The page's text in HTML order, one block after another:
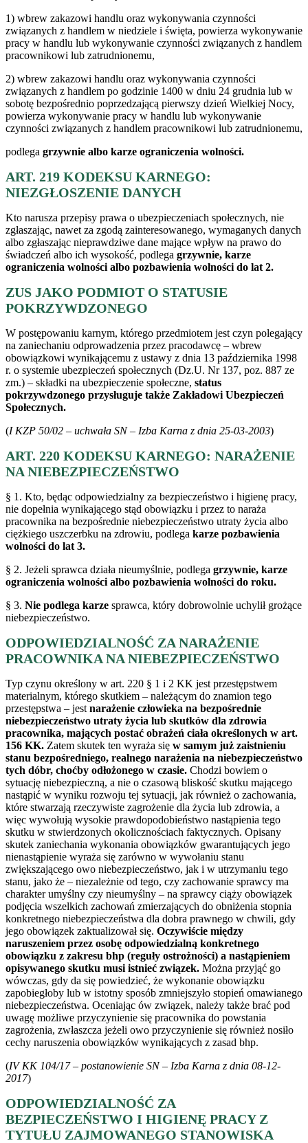
1) wbrew zakazowi handlu oraz wykonywania czynności
związanych z handlem w niedziele i święta, powierza wykonywanie
pracy w handlu lub wykonywanie czynności związanych z handlem
pracownikowi lub zatrudnionemu,
2) wbrew zakazowi handlu oraz wykonywania czynności
związanych z handlem po godzinie 1400 w dniu 24 grudnia lub w
sobotę bezpośrednio poprzedzającą pierwszy dzień Wielkiej Nocy,
powierza wykonywanie pracy w handlu lub wykonywanie
czynności związanych z handlem pracownikowi lub zatrudnionemu,
podlega grzywnie albo karze ograniczenia wolności.
ART. 219 KODEKSU KARNEGO:
NIEZGŁOSZENIE DANYCH
Kto narusza przepisy prawa o ubezpieczeniach społecznych, nie
zgłaszając, nawet za zgodą zainteresowanego, wymaganych danych
albo zgłaszając nieprawdziwe dane mające wpływ na prawo do
świadczeń albo ich wysokość, podlega grzywnie, karze
ograniczenia wolności albo pozbawienia wolności do lat 2.
ZUS JAKO PODMIOT O STATUSIE
POKRZYWDZONEGO
W postępowaniu karnym, którego przedmiotem jest czyn polegający
na zaniechaniu odprowadzenia przez pracodawcę – wbrew
obowiązkowi wynikającemu z ustawy z dnia 13 października 1998
r. o systemie ubezpieczeń społecznych (Dz.U. Nr 137, poz. 887 ze
zm.) – składki na ubezpieczenie społeczne, status
pokrzywdzonego przysługuje także Zakładowi Ubezpieczeń
Społecznych.
(I KZP 50/02 – uchwała SN – Izba Karna z dnia 25-03-2003)
ART. 220 KODEKSU KARNEGO: NARAŻENIE
NA NIEBEZPIECZEŃSTWO
§ 1. Kto, będąc odpowiedzialny za bezpieczeństwo i higienę pracy,
nie dopełnia wynikającego stąd obowiązku i przez to naraża
pracownika na bezpośrednie niebezpieczeństwo utraty życia albo
ciężkiego uszczerbku na zdrowiu, podlega karze pozbawienia
wolności do lat 3.
§ 2. Jeżeli sprawca działa nieumyślnie, podlega grzywnie, karze
ograniczenia wolności albo pozbawienia wolności do roku.
§ 3. Nie podlega karze sprawca, który dobrowolnie uchylił grożące
niebezpieczeństwo.
ODPOWIEDZIALNOŚĆ ZA NARAŻENIE
PRACOWNIKA NA NIEBEZPIECZEŃSTWO
Typ czynu określony w art. 220 § 1 i 2 KK jest przestępstwem
materialnym, którego skutkiem – należącym do znamion tego
przestępstwa – jest narażenie człowieka na bezpośrednie
niebezpieczeństwo utraty życia lub skutków dla zdrowia
pracownika, mających postać obrażeń ciała określonych w art.
156 KK. Zatem skutek ten wyraża się w samym już zaistnieniu
stanu bezpośredniego, realnego narażenia na niebezpieczeństwo
tych dóbr, choćby odłożonego w czasie. Chodzi bowiem o
sytuację niebezpieczną, a nie o czasową bliskość skutku mającego
nastąpić w wyniku rozwoju tej sytuacji, jak również o zachowania,
które stwarzają rzeczywiste zagrożenie dla życia lub zdrowia, a
więc wywołują wysokie prawdopodobieństwo nastąpienia tego
skutku w stwierdzonych okolicznościach faktycznych. Opisany
skutek zaniechania wykonania obowiązków gwarantujących jego
nienastąpienie wyraża się zarówno w wywołaniu stanu
zwiększającego owo niebezpieczeństwo, jak i w utrzymaniu tego
stanu, jako że – niezależnie od tego, czy zachowanie sprawcy ma
charakter umyślny czy nieumyślny – na sprawcy ciąży obowiązek
podjęcia wszelkich zachowań zmierzających do obniżenia stopnia
konkretnego niebezpieczeństwa dla dobra prawnego w chwili, gdy
jego obowiązek zaktualizował się. Oczywiście między
naruszeniem przez osobę odpowiedzialną konkretnego
obowiązku z zakresu bhp (reguły ostrożności) a nastąpieniem
opisywanego skutku musi istnieć związek. Można przyjąć go
wówczas, gdy da się powiedzieć, że wykonanie obowiązku
zapobiegłoby lub w istotny sposób zmniejszyło stopień omawianego
niebezpieczeństwa. Oceniając ów związek, należy także brać pod
uwagę możliwe przyczynienie się pracownika do powstania
zagrożenia, zwłaszcza jeżeli owo przyczynienie się również nosiło
cechy naruszenia obowiązków wynikających z zasad bhp.
(IV KK 104/17 – postanowienie SN – Izba Karna z dnia 08-12-
2017)
ODPOWIEDZIALNOŚĆ ZA
BEZPIECZEŃSTWO I HIGIENĘ PRACY Z
TYTUŁU ZAJMOWANEGO STANOWISKA